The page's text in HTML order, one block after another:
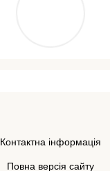
Контактна інформація
Повна версія сайту